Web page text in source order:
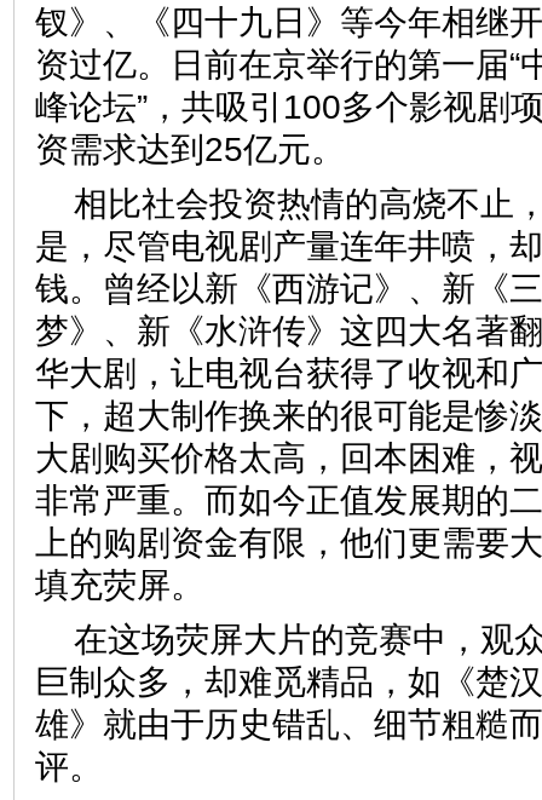
钗》、《四十九日》等今年相继
资过亿。日前在京举行的第一届“
峰论坛”，共吸引100多个影视剧
资需求达到25亿元。
相比社会投资热情的高烧不止
是，尽管电视剧产量连年井喷，
钱。曾经以新《西游记》、新《
梦》、新《水浒传》这四大名著
华大剧，让电视台获得了收视和
下，超大制作换来的很可能是惨
大剧购买价格太高，回本困难，
非常严重。而如今正值发展期的
上的购剧资金有限，他们更需要
填充荧屏。
在这场荧屏大片的竞赛中，观
巨制众多，却难觅精品，如《楚
雄》就由于历史错乱、细节粗糙
评。